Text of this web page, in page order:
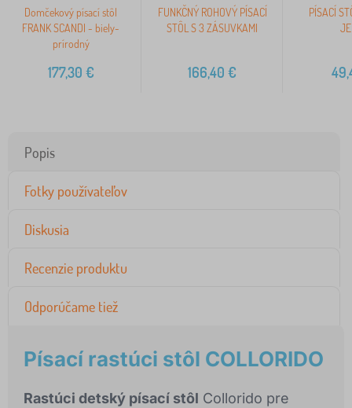
Domčekový písací stôl
FRANK SCANDI - biely-
prírodný
177,30 €
FUNKČNÝ ROHOVÝ PÍSACÍ
STÔL S 3 ZÁSUVKAMI
166,40 €
PÍSACÍ
Popis
Fotky používateľov
Diskusia
Recenzie produktu
Odporúčame tiež
Písací rastúci stôl COLLORIDO
Rastúci detský písací stôl Collorido pre